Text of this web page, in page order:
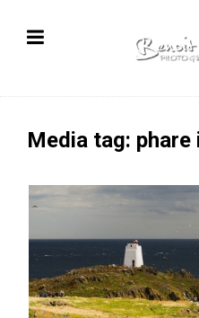
Media tag: phare